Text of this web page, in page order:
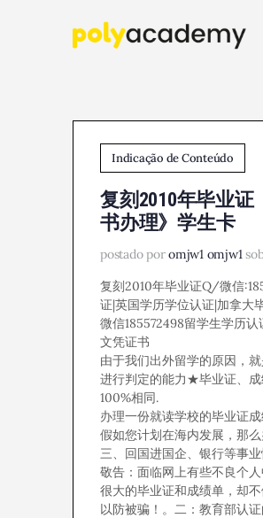
Indicação de Conteúdo
复刻2010年毕业证
书办理》学生卡
postado poromjw1 omjw1
复刻2010年毕业证Q/微信
证|英国学历学位认证|加拿
微信185572498留学生学历
文凭证书
由于我们出外留学的原因，
进行判定的能力★毕业证、
100%相同.
办理一份就读学校的毕业证
假如您计划在海内发展，那
三、回国进国企、银行等事
敬告：面临网上有些不良个
很大的毕业证和成绩单，却
以防被骗！。二：教育部认证